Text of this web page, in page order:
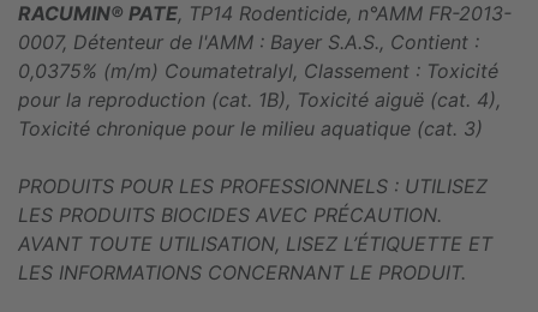
RACUMIN® PATE, TP14 Rodenticide, n°AMM FR-2013-
0007, Détenteur de l'AMM : Bayer S.A.S., Contient :
0,0375% (m/m) Coumatetralyl, Classement : Toxicité
pour la reproduction (cat. 1B), Toxicité aiguë (cat. 4),
Toxicité chronique pour le milieu aquatique (cat. 3)
PRODUITS POUR LES PROFESSIONNELS : UTILISEZ
LES PRODUITS BIOCIDES AVEC PRÉCAUTION.
AVANT TOUTE UTILISATION, LISEZ L’ÉTIQUETTE ET
LES INFORMATIONS CONCERNANT LE PRODUIT.